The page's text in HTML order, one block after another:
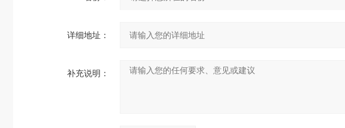
详细地址：
补充说明：